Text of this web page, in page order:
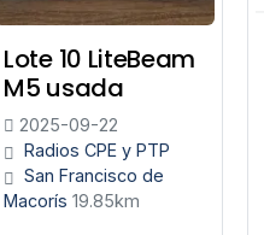
Lote 10 LiteBeam
M5 usada
2025-09-22
Radios CPE y PTP
San Francisco de
Macorís 19.85km